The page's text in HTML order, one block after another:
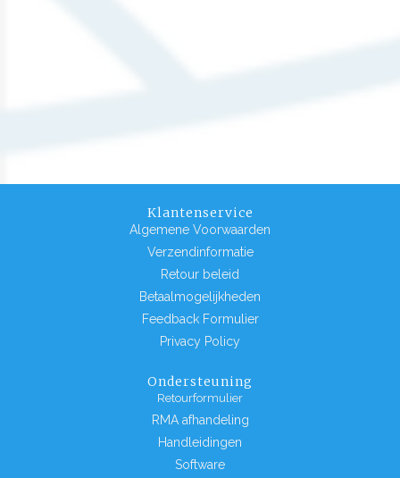
Klantenservice
Algemene Voorwaarden
Verzendinformatie
Retour beleid
Betaalmogelijkheden
Feedback Formulier
Privacy Policy
Ondersteuning
Retourformulier
RMA afhandeling
Handleidingen
Software